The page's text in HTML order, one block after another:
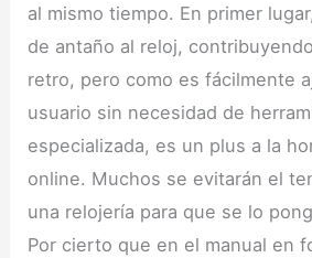
al mismo tiempo. En primer
de antaño al reloj,
retro, pero como es fácilmente
usuario sin necesidad de
especializada, es un plus a la
online. Muchos se evitarán el
una relojería para que se lo
Por cierto que en el manual en